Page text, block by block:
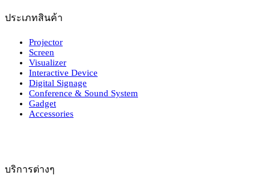
ประเภทสินค้า
Projector
Screen
Visualizer
Interactive Device
Digital Signage
Conference & Sound System
Gadget
Accessories
บริการต่างๆ